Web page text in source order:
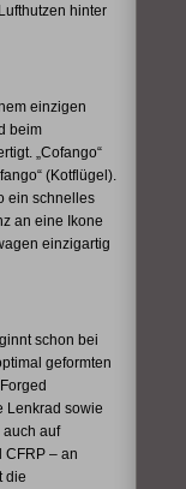
hinter
einzigen
beim
„Cofango“
(Kotflügel).
ein schnelles
an eine Ikone
einzigartig
schon bei
geformten
Lenkrad sowie
auf
CFRP – an
die